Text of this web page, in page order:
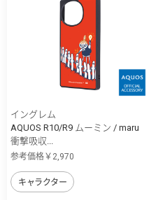
イングレム
AQUOS R10/R9 ムーミン / maru
衝撃吸収...
参考価格￥2,970
キャラクター